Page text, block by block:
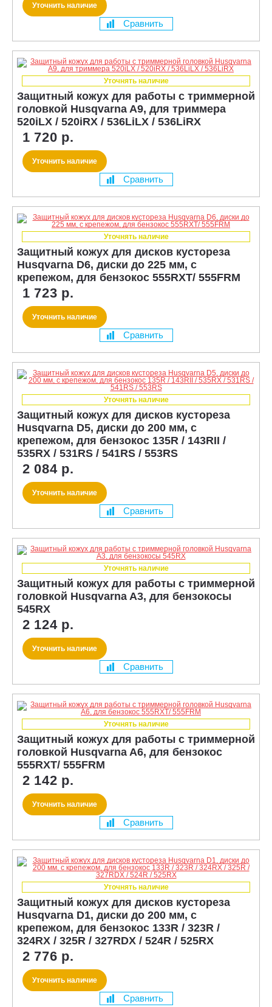
Уточнить наличие
Сравнить
Уточнять наличие
Защитный кожух для работы с триммерной
головкой Husqvarna A9, для триммера
520iLX / 520iRX / 536LiLX / 536LiRX
1 720 р.
Уточнить наличие
Сравнить
Уточнять наличие
Защитный кожух для дисков кустореза
Husqvarna D6, диски до 225 мм, с
крепежом, для бензокос 555RXT/ 555FRM
1 723 р.
Уточнить наличие
Сравнить
Уточнять наличие
Защитный кожух для дисков кустореза
Husqvarna D5, диски до 200 мм, с
крепежом, для бензокос 135R / 143RII /
535RX / 531RS / 541RS / 553RS
2 084 р.
Уточнить наличие
Сравнить
Уточнять наличие
Защитный кожух для работы с триммерной
головкой Husqvarna A3, для бензокосы
545RX
2 124 р.
Уточнить наличие
Сравнить
Уточнять наличие
Защитный кожух для работы с триммерной
головкой Husqvarna A6, для бензокос
555RXT/ 555FRM
2 142 р.
Уточнить наличие
Сравнить
Уточнять наличие
Защитный кожух для дисков кустореза
Husqvarna D1, диски до 200 мм, с
крепежом, для бензокос 133R / 323R /
324RX / 325R / 327RDX / 524R / 525RX
2 776 р.
Уточнить наличие
Сравнить